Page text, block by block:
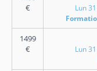
€
Lun
1499
€
Lun